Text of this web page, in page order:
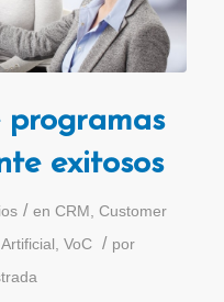
programas
exitosos
/ enCRM,Customer
, VoC / por